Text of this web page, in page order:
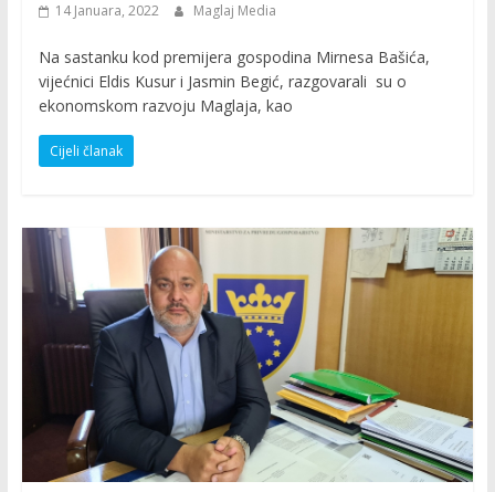
14 Januara, 2022 Maglaj Media
Na sastanku kod premijera gospodina Mirnesa Bašića,
vijećnici Eldis Kusur i Jasmin Begić, razgovarali su o
ekonomskom razvoju Maglaja, kao
Cijeli članak